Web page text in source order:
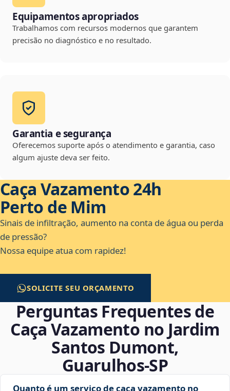
Equipamentos apropriados
Trabalhamos com recursos modernos que garantem
precisão no diagnóstico e no resultado.
Garantia e segurança
Oferecemos suporte após o atendimento e garantia, caso
algum ajuste deva ser feito.
Caça Vazamento 24h
Perto de Mim
Sinais de infiltração, aumento na conta de água ou perda
de pressão?
Nossa equipe atua com rapidez!
SOLICITE SEU ORÇAMENTO
Perguntas Frequentes de
Caça Vazamento no Jardim
Santos Dumont,
Guarulhos‑SP
Quanto é um serviço de caça vazamento no